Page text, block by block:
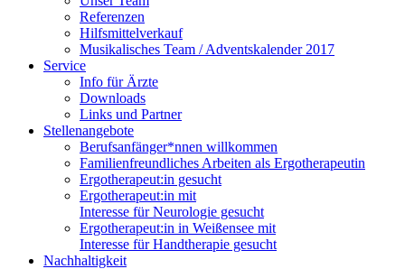
Referenzen
Hilfsmittelverkauf
Musikalisches Team / Adventskalender 2017
Service
Info für Ärzte
Downloads
Links und Partner
Stellenangebote
Berufsanfänger*nnen willkommen
Familienfreundliches Arbeiten als Ergotherapeutin
Ergotherapeut:in gesucht
Ergotherapeut:in mit
Interesse für Neurologie gesucht
Ergotherapeut:in in Weißensee mit
Interesse für Handtherapie gesucht
Nachhaltigkeit